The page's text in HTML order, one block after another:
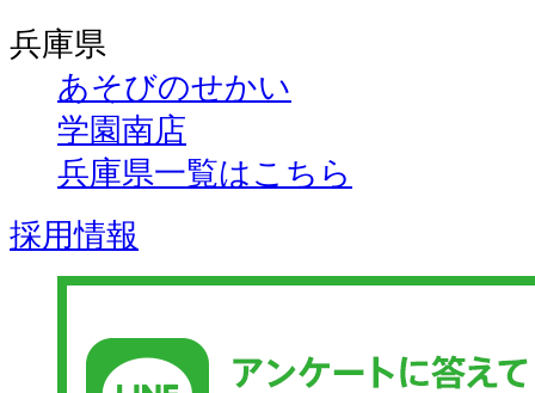
兵庫県
あそびのせかい
学園南店
兵庫県一覧はこちら
採用情報